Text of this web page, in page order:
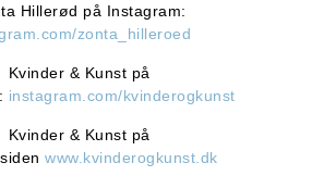
Hillerød på Instagram:
zonta_hilleroed
Kvinder & Kunst på
instagram.com/kvinderogkunst
Kvinder & Kunst på
www.kvinderogkunst.dk